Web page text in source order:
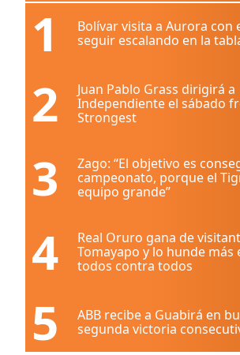
1
Bolívar visita a Aurora con
seguir escalando en la
2
Juan Pablo Grass dirigirá a
Independiente el sábado
Strongest
3
Zago: “El objetivo es
campeonato, porque el
equipo grande”
4
Real Oruro gana de
Tomayapo y lo hunde más
todos contra todos
5
ABB recibe a Guabirá en
segunda victoria